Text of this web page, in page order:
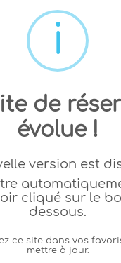
de
évolue !
version est
cliqué sur le
dessous.
ce site dans vos
mettre à jour.